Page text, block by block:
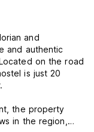
and
and authentic
on the road
is just 20
the property
in the region,